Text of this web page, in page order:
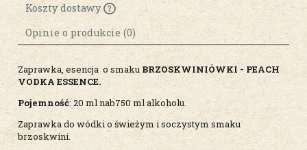
Koszty dostawy
Cena nie zawiera ewentualnych kosztów
płatności
Opinie o produkcie (0)
Zaprawka, esencja o smaku BRZOSKWINIÓWKI - PEACH
VODKA ESSENCE.
Pojemność: 20 ml nab750 ml alkoholu.
Zaprawka do wódki o świeżym i soczystym smaku
brzoskwini.